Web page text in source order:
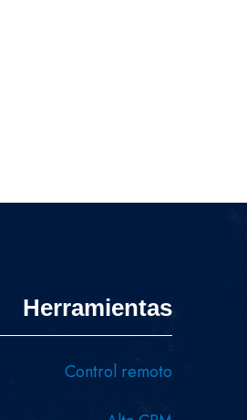
Herramientas
Control remoto